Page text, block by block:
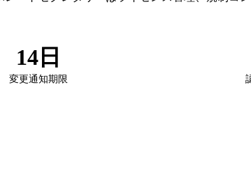
14日
変更通知期限